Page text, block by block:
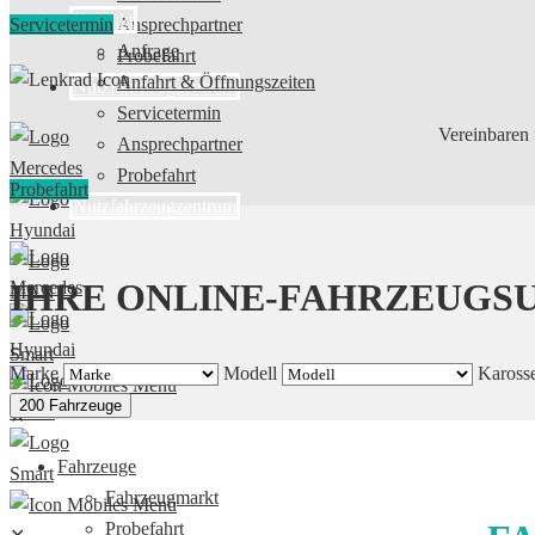
Ansprechpartner
Probefahrt
Nutzfahrzeugzentrum
✕
Fahrzeuge
Fahrzeugmarkt
Probefahrt
Kontakt
Anfrage
Anfahrt & Öffnungszeiten
Servicetermin
Ansprechpartner
Probefahrt
Nutzfahrzeugzentrum
Servicetermin
Vereinbaren
Probefahrt
IHRE ONLINE-
Marke Modell
200 Fahrzeuge